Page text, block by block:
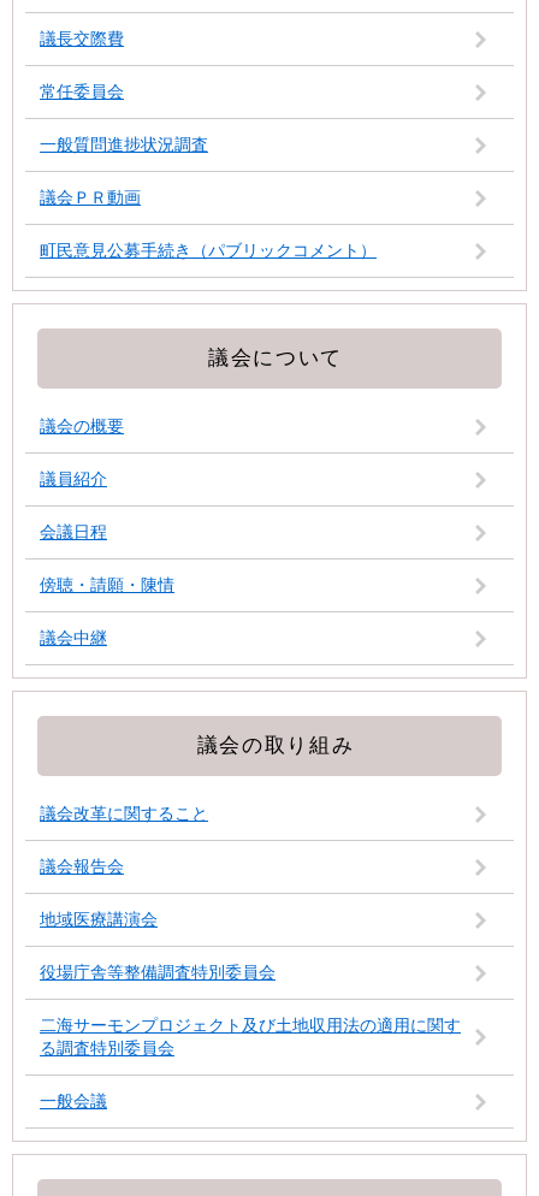
議長交際費
常任委員会
一般質問進捗状況調査
議会ＰＲ動画
町民意見公募手続き（パブリックコメント）
議会について
議会の概要
議員紹介
会議日程
傍聴・請願・陳情
議会中継
議会の取り組み
議会改革に関すること
議会報告会
地域医療講演会
役場庁舎等整備調査特別委員会
二海サーモンプロジェクト及び土地収用法の適用に関す
る調査特別委員会
一般会議